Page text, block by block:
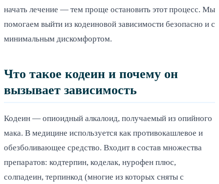
начать лечение — тем проще остановить этот процесс. Мы
помогаем выйти из кодеиновой зависимости безопасно и с
минимальным дискомфортом.
Что такое кодеин и почему он
вызывает зависимость
Кодеин — опиоидный алкалоид, получаемый из опийного
мака. В медицине используется как противокашлевое и
обезболивающее средство. Входит в состав множества
препаратов: кодтерпин, коделак, нурофен плюс,
солпадеин, терпинкод (многие из которых сняты с